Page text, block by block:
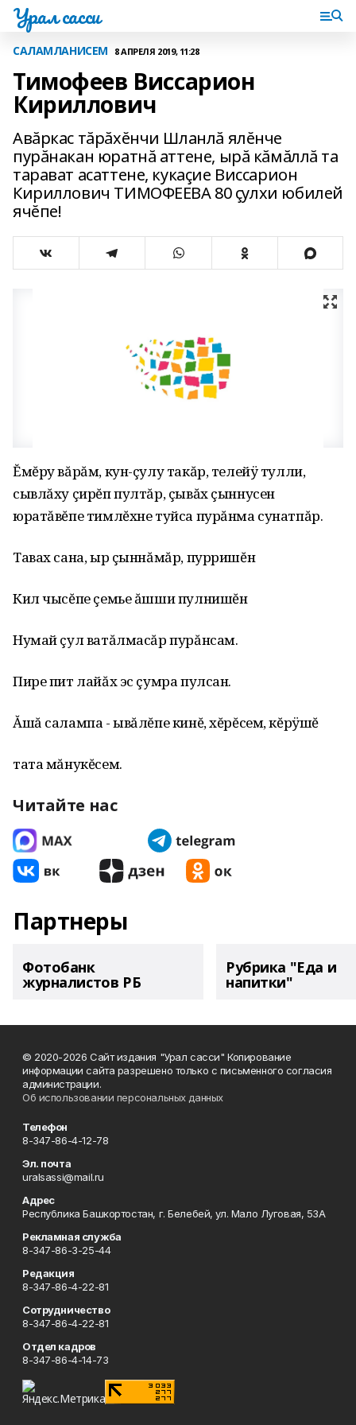
Урал сасси
САЛАМЛАНИСЕМ 8 АПРЕЛЯ 2019, 11:28
Тимофеев Виссарион
Кириллович
Авăркас тăрăхĕнчи Шланлă ялĕнче
пурăнакан юратнă аттене, ырă кăмăллă та
тарават асаттене, кукаçие Виссарион
Кириллович ТИМОФЕЕВА 80 çулхи юбилей
ячĕпе!
Ĕмĕру вăрăм, кун-çулу такăр, телейÿ тулли,
сывлăху çирĕп пултăр, çывăх çыннусен
юратăвĕпе тимлĕхне туйса пурăнма сунатпăр.
Тавах сана, ыр çыннăмăр, пурришĕн
Кил чысĕпе çемье ăшши пулнишĕн
Нумай çул ватăлмасăр пурăнсам.
Пире пит лайăх эс çумра пулсан.
Ăшă салампа - ывăлĕпе кинĕ, хĕрĕсем, кĕрÿшĕ
тата мăнукĕсем.
Читайте нас
Партнеры
Фотобанк
журналистов РБ
Рубрика "Еда и
напитки"
© 2020-2026 Сайт издания "Урал сасси" Копирование
информации сайта разрешено только с письменного согласия
администрации.
Об использовании персональных данных
Телефон
8-347-86-4-12-78
Эл. почта
uralsassi@mail.ru
Адрес
Республика Башкортостан, г. Белебей, ул. Мало Луговая, 53А
Рекламная служба
8-347-86-3-25-44
Редакция
8-347-86-4-22-81
Сотрудничество
8-347-86-4-22-81
Отдел кадров
8-347-86-4-14-73